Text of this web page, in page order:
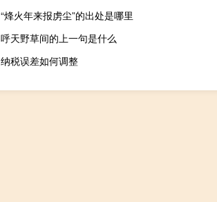
“烽火年来报虏尘”的出处是哪里
呼天野草间的上一句是什么
纳税误差如何调整